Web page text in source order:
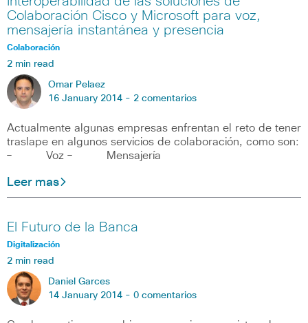
Colaboración Cisco y Microsoft para voz,
mensajería instantánea y presencia
Colaboración
2 min read
Omar Pelaez
16 January 2014 - 2 comentarios
Actualmente algunas empresas enfrentan el reto de tener
traslape en algunos servicios de colaboración, como son:
– Voz – Mensajería
Leer mas
El Futuro de la Banca
Digitalización
2 min read
Daniel Garces
14 January 2014 - 0 comentarios